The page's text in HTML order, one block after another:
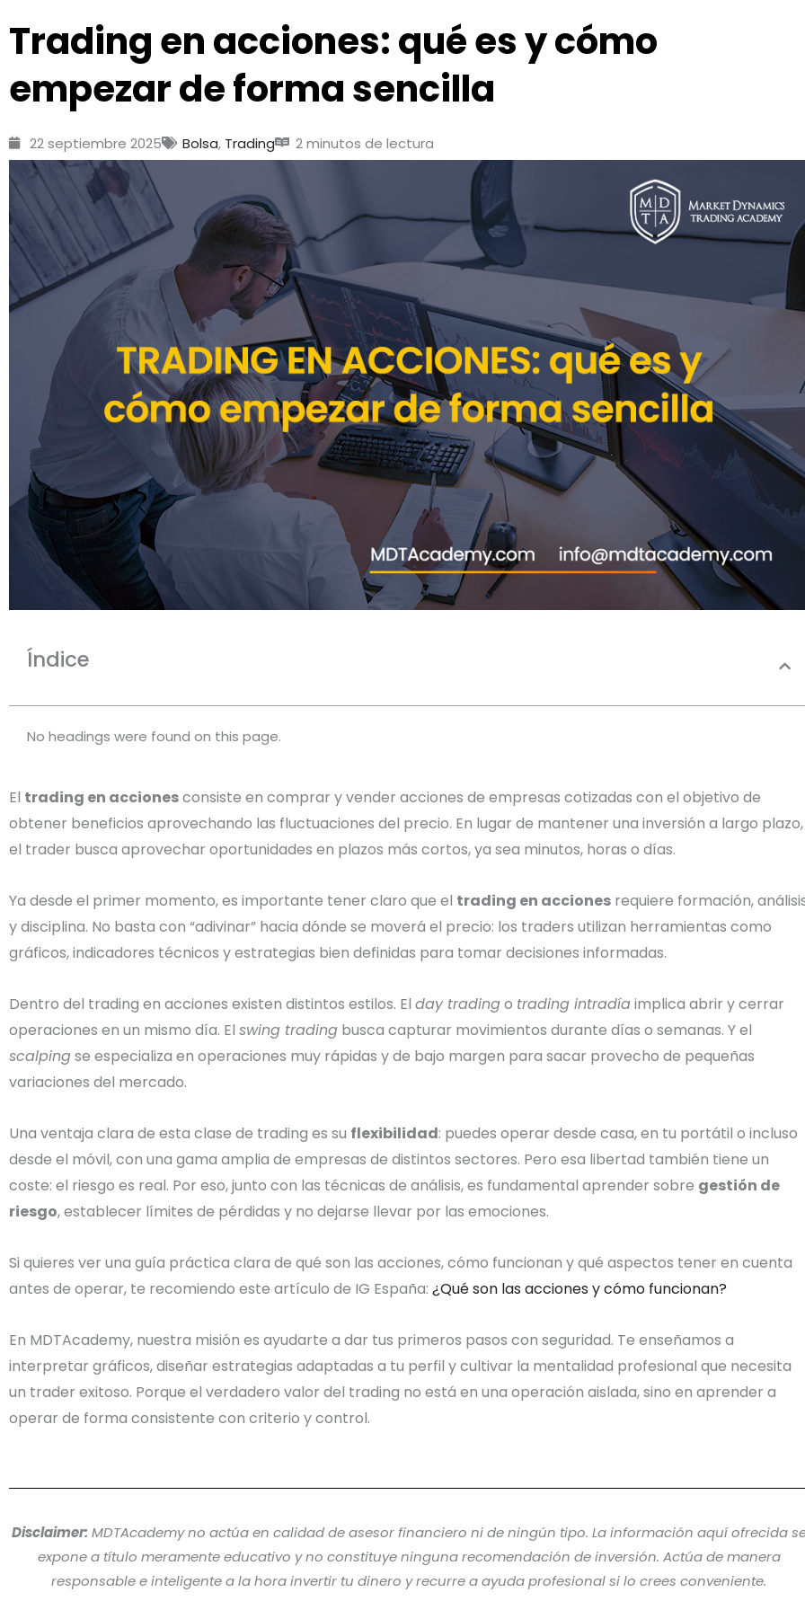
Trading en acciones: qué es y cómo
empezar de forma sencilla
22 septiembre 2025 Bolsa, Trading
Índice
No headings were found on this page.
El trading en accionesconsiste en comprar y vender acciones de empresas cotizadas con el objetivo de
obtener beneficios aprovechando las fluctuaciones del precio. En lugar de mantener una inversión a largo plazo,
el trader busca aprovechar oportunidades en plazos más cortos, ya sea minutos, horas o días.
Ya desde el primer momento, es importante tener claro que el trading en acciones requiere formación,
y disciplina. No basta con “adivinar” hacia dónde se moverá el precio: los traders utilizan herramientas como
gráficos, indicadores técnicos y estrategias bien definidas para tomar decisiones informadas.
Dentro del trading en acciones existen distintos estilos. El day tradingo trading intradíaimplica abrir y cerrar
operaciones en un mismo día. El swing trading busca capturar movimientos durante días o semanas. Y el
scalpingse especializa en operaciones muy rápidas y de bajo margen para sacar provecho de pequeñas
variaciones del mercado.
Una ventaja clara de esta clase de trading es su flexibilidad: puedes operar desde casa, en tu portátil o incluso
desde el móvil, con una gama amplia de empresas de distintos sectores. Pero esa libertad también tiene un
coste: el riesgo es real. Por eso, junto con las técnicas de análisis, es fundamental aprender sobre gestión de
riesgo, establecer límites de pérdidas y no dejarse llevar por las emociones.
Si quieres ver una guía práctica clara de qué son las acciones, cómo funcionan y qué aspectos tener en cuenta
antes de operar, te recomiendo este artículo de IG España: ¿Qué son las acciones y cómo funcionan?
En MDTAcademy, nuestra misión es ayudarte a dar tus primeros pasos con seguridad. Te enseñamos a
interpretar gráficos, diseñar estrategias adaptadas a tu perfil y cultivar la mentalidad profesional que necesita
un trader exitoso. Porque el verdadero valor del trading no está en una operación aislada, sino en aprender a
operar de forma consistente con criterio y control.
Disclaimer: MDTAcademy no actúa en calidad de asesor financiero ni de ningún tipo. La información aquí ofrecida
expone a título meramente educativo y no constituye ninguna recomendación de inversión. Actúa de manera
responsable e inteligente a la hora invertir tu dinero y recurre a ayuda profesional si lo crees conveniente.